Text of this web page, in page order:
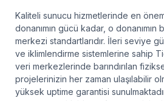
Kaliteli sunucu hizmetlerinde en
donanımın gücü kadar, o donanımın
merkezi standartlarıdır. İleri seviye
ve iklimlendirme sistemlerine sahip
veri merkezlerinde barındırılan
projelerinizin her zaman ulaşılabilir
yüksek uptime garantisi